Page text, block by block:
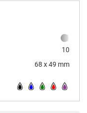
10
68 x 49 mm